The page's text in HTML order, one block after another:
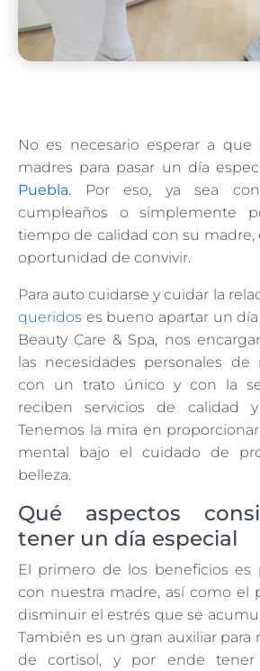
No es necesario esperar a
madres para pasar un día
Puebla. Por eso, ya sea
cumpleaños o simplemente
tiempo de calidad con su madre,
oportunidad de convivir.
Para auto cuidarse y cuidar la
queridos es bueno apartar un
Beauty Care & Spa, nos
las necesidades personales de
con un trato único y con la
reciben servicios de calidad
Tenemos la mira en
mental bajo el cuidado de
belleza.
Qué aspectos
tener un día especial
El primero de los beneficios es
con nuestra madre, así como el
disminuir el estrés que se
También es un gran auxiliar para
de cortisol, y por ende